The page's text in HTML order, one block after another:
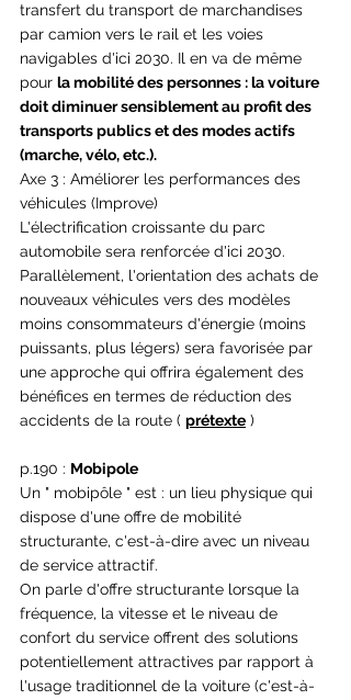
transfert du transport de marchandises
par camion vers le rail et les voies
navigables d'ici 2030. Il en va de même
pour la mobilité des personnes : la voiture
doit diminuer sensiblement au profit des
transports publics et des modes actifs
(marche, vélo, etc.).
Axe 3 : Améliorer les performances des
véhicules (Improve)
L'électrification croissante du parc
automobile sera renforcée d'ici 2030.
Parallèlement, l'orientation des achats de
nouveaux véhicules vers des modèles
moins consommateurs d'énergie (moins
puissants, plus légers) sera favorisée par
une approche qui offrira également des
bénéfices en termes de réduction des
accidents de la route ( prétexte )
p.190 : Mobipole
Un " mobipôle " est : un lieu physique qui
dispose d'une offre de mobilité
structurante, c'est-à-dire avec un niveau
de service attractif.
On parle d'offre structurante lorsque la
fréquence, la vitesse et le niveau de
confort du service offrent des solutions
potentiellement attractives par rapport à
l'usage traditionnel de la voiture (c'est-à-